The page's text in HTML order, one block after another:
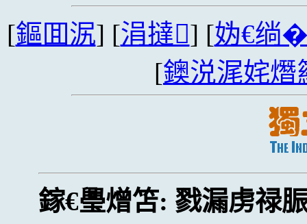
[鏂囬泦] [涓撻] [妫€绱
[鐭涚浘姹熸
鎵€璺熷笘: 戮漏虏禄